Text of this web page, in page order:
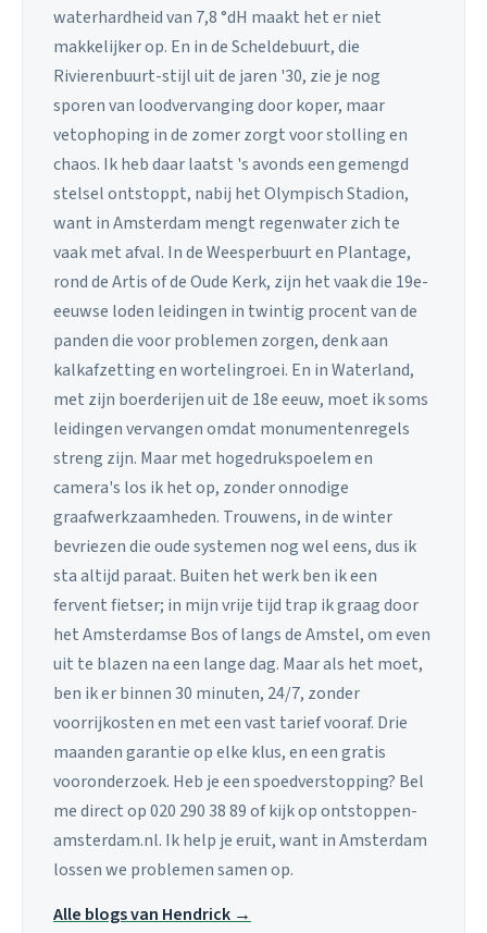
waterhardheid van 7,8 °dH maakt het er niet
makkelijker op. En in de Scheldebuurt, die
Rivierenbuurt-stijl uit de jaren '30, zie je nog
sporen van loodvervanging door koper, maar
vetophoping in de zomer zorgt voor stolling en
chaos. Ik heb daar laatst 's avonds een gemengd
stelsel ontstoppt, nabij het Olympisch Stadion,
want in Amsterdam mengt regenwater zich te
vaak met afval. In de Weesperbuurt en Plantage,
rond de Artis of de Oude Kerk, zijn het vaak die 19e-
eeuwse loden leidingen in twintig procent van de
panden die voor problemen zorgen, denk aan
kalkafzetting en wortelingroei. En in Waterland,
met zijn boerderijen uit de 18e eeuw, moet ik soms
leidingen vervangen omdat monumentenregels
streng zijn. Maar met hogedrukspoelem en
camera's los ik het op, zonder onnodige
graafwerkzaamheden. Trouwens, in de winter
bevriezen die oude systemen nog wel eens, dus ik
sta altijd paraat. Buiten het werk ben ik een
fervent fietser; in mijn vrije tijd trap ik graag door
het Amsterdamse Bos of langs de Amstel, om even
uit te blazen na een lange dag. Maar als het moet,
ben ik er binnen 30 minuten, 24/7, zonder
voorrijkosten en met een vast tarief vooraf. Drie
maanden garantie op elke klus, en een gratis
vooronderzoek. Heb je een spoedverstopping? Bel
me direct op 020 290 38 89 of kijk op ontstoppen-
amsterdam.nl. Ik help je eruit, want in Amsterdam
lossen we problemen samen op.
Alle blogs van Hendrick →